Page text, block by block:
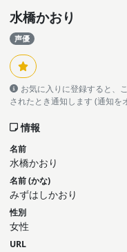
水橋かおり
声優
お気に入りに登録すると、
されたとき通知します (通知を
情報
名前
水橋かおり
名前 (かな)
みずはしかおり
性別
女性
URL